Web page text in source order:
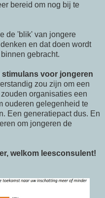
bereid om nog bij te
de 'blik' van jongere
en dat doen wordt
gebracht.
stimulans voor jongeren
zou zijn om een
organisaties een
ouderen gelegenheid te
Een generatiepact dus. En
om jongeren de
welkom leesconsulent!